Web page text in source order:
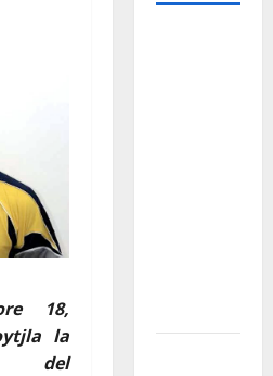
18,
la
del